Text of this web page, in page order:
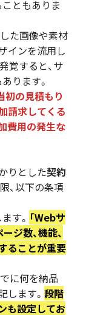
ともありま
た画像や素材
インを流用し
覚すると、サ
ります。
初の見積もり
請求してくる
費用の発生な
りとした契約
、以下の条項
す。 「Webサ
ジ数、機能、
ることが重要
に何を納品
します。段階
も設定してお